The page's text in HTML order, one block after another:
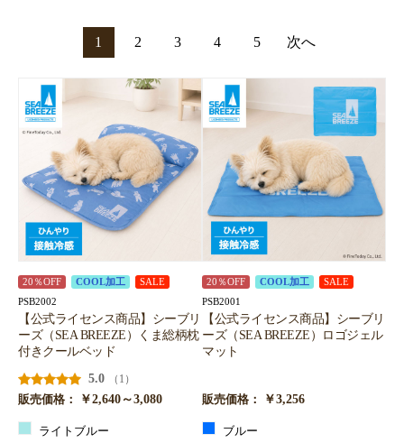
1 2 3 4 5 次へ
20％OFF COOL加工 SALE
PSB2002
【公式ライセンス商品】シーブリ
ーズ（SEA BREEZE）くま総柄枕
付きクールベッド
5.0
（1）
販売価格：
￥2,640～3,080
ライトブルー
20％OFF COOL加工 SALE
PSB2001
【公式ライセンス商品】シーブリ
ーズ（SEA BREEZE）ロゴジェル
マット
販売価格： ￥3,256
ブルー